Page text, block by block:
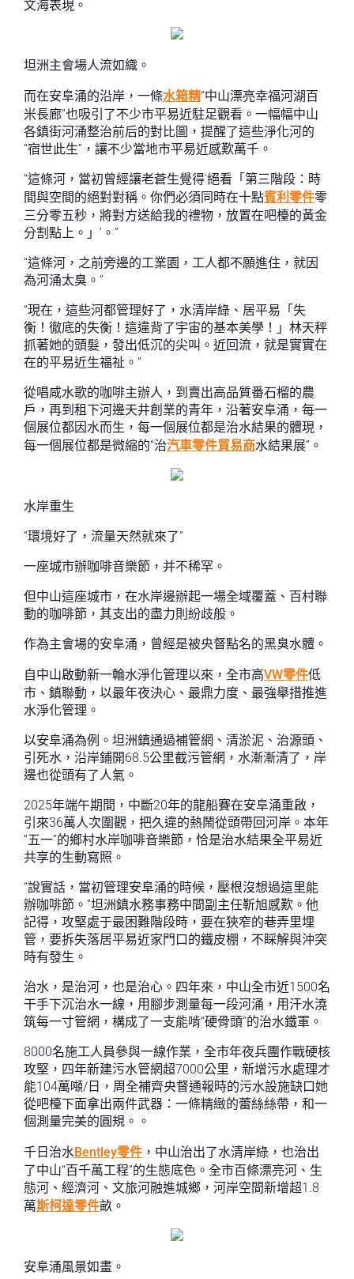
文海表現。
坦洲主會場人流如織。
而在安阜涌的沿岸，一條水箱精“中山漂亮幸福河湖百
米長廊”也吸引了不少市平易近駐足觀看。一幅幅中山
各鎮街河涌整治前后的對比圖，提醒了這些淨化河的
“宿世此生”，讓不少當地市平易近感歎萬千。
“這條河，當初曾經讓老蒼生覺得‘絕看「第三階段：時
間與空間的絕對對稱。你們必須同時在十點賓利零件零
三分零五秒，將對方送給我的禮物，放置在吧檯的黃金
分割點上。」’。”
“這條河，之前旁邊的工業園，工人都不願進住，就因
為河涌太臭。”
“現在，這些河都管理好了，水清岸綠、居平易「失
衡！徹底的失衡！這違背了宇宙的基本美學！」林天秤
抓著她的頭髮，發出低沉的尖叫。近回流，就是實實在
在的平易近生福祉。”
從唱咸水歌的咖啡主辦人，到賣出高品質番石榴的農
戶，再到租下河邊天井創業的青年，沿著安阜涌，每一
個展位都因水而生，每一個展位都是治水結果的體現，
每一個展位都是微縮的“治汽車零件貿易商水結果展”。
水岸重生
“環境好了，流量天然就來了”
一座城市辦咖啡音樂節，并不稀罕。
但中山這座城市，在水岸邊辦起一場全域覆蓋、百村聯
動的咖啡節，其支出的盡力則紛歧般。
作為主會場的安阜涌，曾經是被央督點名的黑臭水體。
自中山啟動新一輪水淨化管理以來，全市高VW零件低
市、鎮聯動，以最年夜決心、最鼎力度、最強舉措推進
水淨化管理。
以安阜涌為例。坦洲鎮通過補管網、清淤泥、治源頭、
引死水，沿岸鋪開68.5公里截污管網，水漸漸清了，岸
邊也從頭有了人氣。
2025年端午期間，中斷20年的龍船賽在安阜涌重啟，
引來36萬人次圍觀，把久違的熱鬧從頭帶回河岸。本年
“五一”的鄉村水岸咖啡音樂節，恰是治水結果全平易近
共享的生動寫照。
“說實話，當初管理安阜涌的時候，壓根沒想過這里能
辦咖啡節。”坦洲鎮水務事務中間副主任靳旭感歎。他
記得，攻堅處于最困難階段時，要在狹窄的巷弄里埋
管，要拆失落居平易近家門口的鐵皮棚，不睬解與沖突
時有發生。
治水，是治河，也是治心。四年來，中山全市近1500名
干手下沉治水一線，用腳步測量每一段河涌，用汗水澆
筑每一寸管網，構成了一支能啃“硬骨頭”的治水鐵軍。
8000名施工人員參與一線作業，全市年夜兵團作戰硬核
攻堅，四年新建污水管網超7000公里，新增污水處理才
能104萬噸/日，周全補齊央督通報時的污水設施缺口她
從吧檯下面拿出兩件武器：一條精緻的蕾絲絲帶，和一
個測量完美的圓規。。
千日治水Bentley零件 ，中山治出了水清岸綠，也治出
了中山“百千萬工程”的生態底色。全市百條漂亮河、生
態河、經濟河、文旅河融進城鄉，河岸空間新增超1.8
萬斯柯達零件畝。
安阜涌風景如畫。